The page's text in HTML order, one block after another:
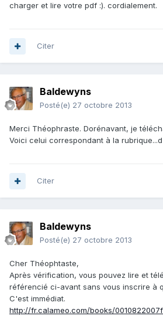
charger et lire votre pdf :). cordialement.
Citer
Baldewyns
Posté(e) 27 octobre 2013
Merci Théophraste. Dorénavant, je
Voici celui correspondant à la
Citer
Baldewyns
Posté(e) 27 octobre 2013
Cher Théophtaste,
Après vérification, vous pouvez lire et
référencié ci-avant sans vous inscrire à
C'est immédiat.
http://fr.calameo.com/books/